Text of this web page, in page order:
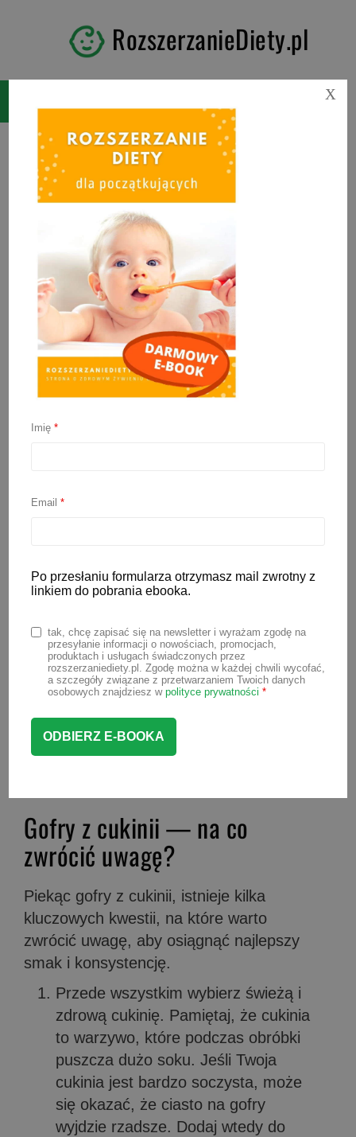
RozszerzanieDiety.pl
Gofry z cukinii
i chrupiącym smakołykiem podawanym z
mogą być znacznie bardziej różnorodne.
Do ich przygotowania możesz użyć także
na pyszne gofry z cukinii – zdrową i
pyszną alternatywę dla tradycyjnych
wersji tego dania. Takie niesłodkie gofry
mogą być bazą np. do kanapek —
możesz je posmarować serkiem i
Gofry z cukinii — na co
zwrócić uwagę?
Piekąc gofry z cukinii, istnieje kilka
kluczowych kwestii, na które warto
zwrócić uwagę, aby osiągnąć najlepszy
smak i konsystencję.
Przede wszystkim wybierz świeżą i
zdrową cukinię. Pamiętaj, że cukinia
to warzywo, które podczas obróbki
puszcza dużo soku. Jeśli Twoja
cukinia jest bardzo soczysta, może
się okazać, że ciasto na gofry
wyjdzie rzadsze. Dodaj wtedy do
Imię*
Email*
Po przesłaniu formularza otrzymasz mail zwrotny z
linkiem do pobrania ebooka.
tak, chcę zapisać się na newsletter i wyrażam zgodę na
przesyłanie informacji o nowościach, promocjach,
produktach i usługach świadczonych przez
rozszerzaniediety.pl. Zgodę można w każdej chwili wycofać,
a szczegóły związane z przetwarzaniem Twoich danych
osobowych znajdziesz w polityce prywatności *
X